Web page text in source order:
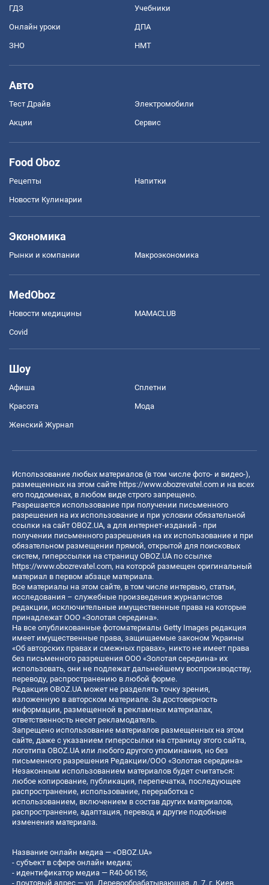
ГДЗ Учебники
Онлайн уроки ДПА
ЗНО НМТ
Авто
Тест Драйв Электромобили
Акции Сервис
Food Oboz
Рецепты Напитки
Новости Кулинарии
Экономика
Рынки и компании Mакроэкономика
MedOboz
Новости медицины MAMACLUB
Covid
Шоу
Афиша Сплетни
Красота Мода
Женский Журнал
Использование любых материалов (в том числе фото- и видео-),
размещенных на этом сайте https://www.obozrevatel.com и на всех
его поддоменах, в любом виде строго запрещено.
Разрешается использование при получении письменного
разрешения на их использование и при условии обязательной
ссылки на сайт OBOZ.UA, а для интернет-изданий - при
получении письменного разрешения на их использование и при
обязательном размещении прямой, открытой для поисковых
систем, гиперссылки на страницу OBOZ.UA по ссылке
https://www.obozrevatel.com, на которой размещен оригинальный
материал в первом абзаце материала.
Все материалы на этом сайте, в том числе интервью, статьи,
исследования – служебные произведения журналистов
редакции, исключительные имущественные права на которые
принадлежат ООО «Золотая середина».
На все опубликованные фотоматериалы Getty Images редакция
имеет имущественные права, защищаемые законом Украины
«Об авторских правах и смежных правах», никто не имеет права
без письменного разрешения ООО «Золотая середина» их
использовать, они не подлежат дальнейшему воспроизводству,
переводу, распространению в любой форме.
Редакция OBOZ.UA может не разделять точку зрения,
изложенную в авторском материале. За достоверность
информации, размещенной в рекламных материалах,
ответственность несет рекламодатель.
Запрещено использование материалов размещенных на этом
сайте, даже с указанием гиперссылки на страницу этого сайта,
логотипа OBOZ.UA или любого другого упоминания, но без
письменного разрешения Редакции/ООО «Золотая середина»
Незаконным использованием материалов будет считаться:
любое копирование, публикация, перепечатка, последующее
распространение, использование, переработка с
использованием, включением в состав других материалов,
распространение, адаптация, перевод и другие подобные
изменения материала.
Название онлайн медиа — «OBOZ.UA»
- субъект в сфере онлайн медиа;
- идентификатор медиа — R40-06156;
- почтовый адрес — ул. Деревообрабатывающая, д. 7, г. Киев,